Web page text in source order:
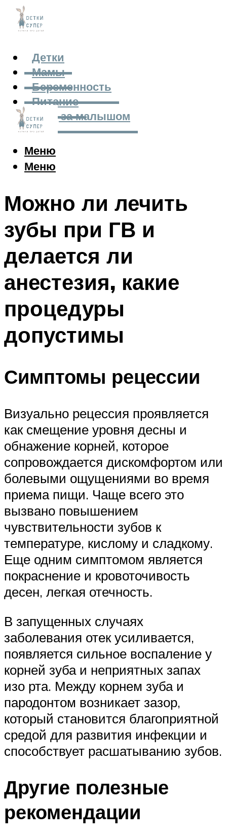
Детки
Мамы
Беременность
Питание
Уход за малышом
Меню
Меню
Можно ли лечить
зубы при ГВ и
делается ли
анестезия, какие
процедуры
допустимы
Симптомы рецессии
Визуально рецессия проявляется
как смещение уровня десны и
обнажение корней, которое
сопровождается дискомфортом или
болевыми ощущениями во время
приема пищи. Чаще всего это
вызвано повышением
чувствительности зубов к
температуре, кислому и сладкому.
Еще одним симптомом является
покраснение и кровоточивость
десен, легкая отечность.
В запущенных случаях
заболевания отек усиливается,
появляется сильное воспаление у
корней зуба и неприятных запах
изо рта. Между корнем зуба и
пародонтом возникает зазор,
который становится благоприятной
средой для развития инфекции и
способствует расшатыванию зубов.
Другие полезные
рекомендации